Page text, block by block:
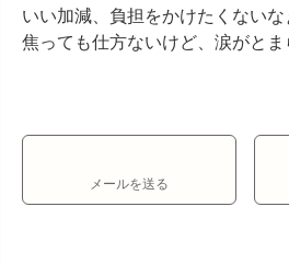
いい加減、負担をかけたくない
焦っても仕方ないけど、涙がと
メールを送る